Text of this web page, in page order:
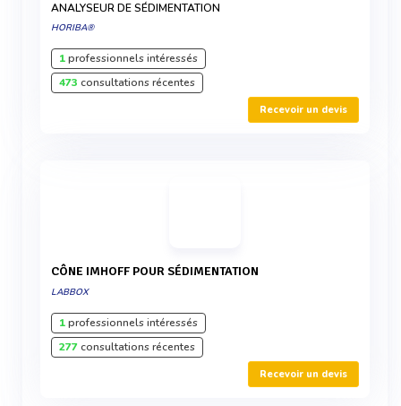
ANALYSEUR DE SÉDIMENTATION
HORIBA®
1professionnels intéressés
473 consultations récentes
Recevoir un devis
CÔNE IMHOFF POUR SÉDIMENTATION
LABBOX
1professionnels intéressés
277consultations récentes
Recevoir un devis